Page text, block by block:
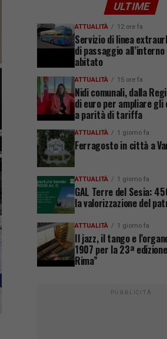
ULTIME
ATTUALITÀ 12 ore fa
Servizio di linea
di passaggio
abitato
ATTUALITÀ 15 ore fa
Nidi comunali, dalla
di euro per ampliare
a parità di tariffa
ATTUALITÀ 1 giorno fa
Ferragosto in città a
ATTUALITÀ 1 giorno fa
GAL Terre del Sesia:
la valorizzazione del
ATTUALITÀ 1 giorno fa
Il jazz, il tango e
1907 per la 23ª
Rima”
PUBBLICITÀ